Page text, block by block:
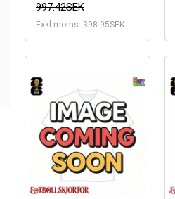
997.42SEK
Exkl moms: 398.95SEK